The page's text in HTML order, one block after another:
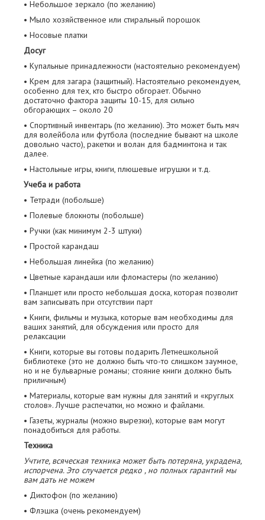
• Небольшое зеркало (по желанию)
• Мыло хозяйственное или стиральный порошок
• Носовые платки
Досуг
• Купальные принадлежности (настоятельно рекомендуем)
• Крем для загара (защитный). Настоятельно рекомендуем,
особенно для тех, кто быстро обгорает. Обычно
достаточно фактора защиты 10-15, для сильно
обгорающих – около 20
• Спортивный инвентарь (по желанию). Это может быть мяч
для волейбола или футбола (последние бывают на школе
довольно часто), ракетки и волан для бадминтона и так
далее.
• Настольные игры, книги, плюшевые игрушки и т.д.
Учеба и работа
• Тетради (побольше)
• Полевые блокноты (побольше)
• Ручки (как минимум 2-3 штуки)
• Простой карандаш
• Небольшая линейка (по желанию)
• Цветные карандаши или фломастеры (по желанию)
• Планшет или просто небольшая доска, которая позволит
вам записывать при отсутствии парт
• Книги, фильмы и музыка, которые вам необходимы для
ваших занятий, для обсуждения или просто для
релаксации
• Книги, которые вы готовы подарить Летнешкольной
библиотеке (это не должно быть что-то слишком заумное,
но и не бульварные романы; стояние книги должно быть
приличным)
• Материалы, которые вам нужны для занятий и «круглых
столов». Лучше распечатки, но можно и файлами.
• Газеты, журналы (можно вырезки), которые вам могут
понадобиться для работы.
Техника
Учтите, всяческая техника может быть потеряна, украдена,
испорчена. Это случается редко , но полных гарантий мы
вам дать не можем
• Диктофон (по желанию)
• Флэшка (очень рекомендуем)